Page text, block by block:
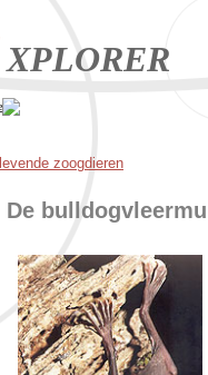
XPLORER
zoogdieren
De